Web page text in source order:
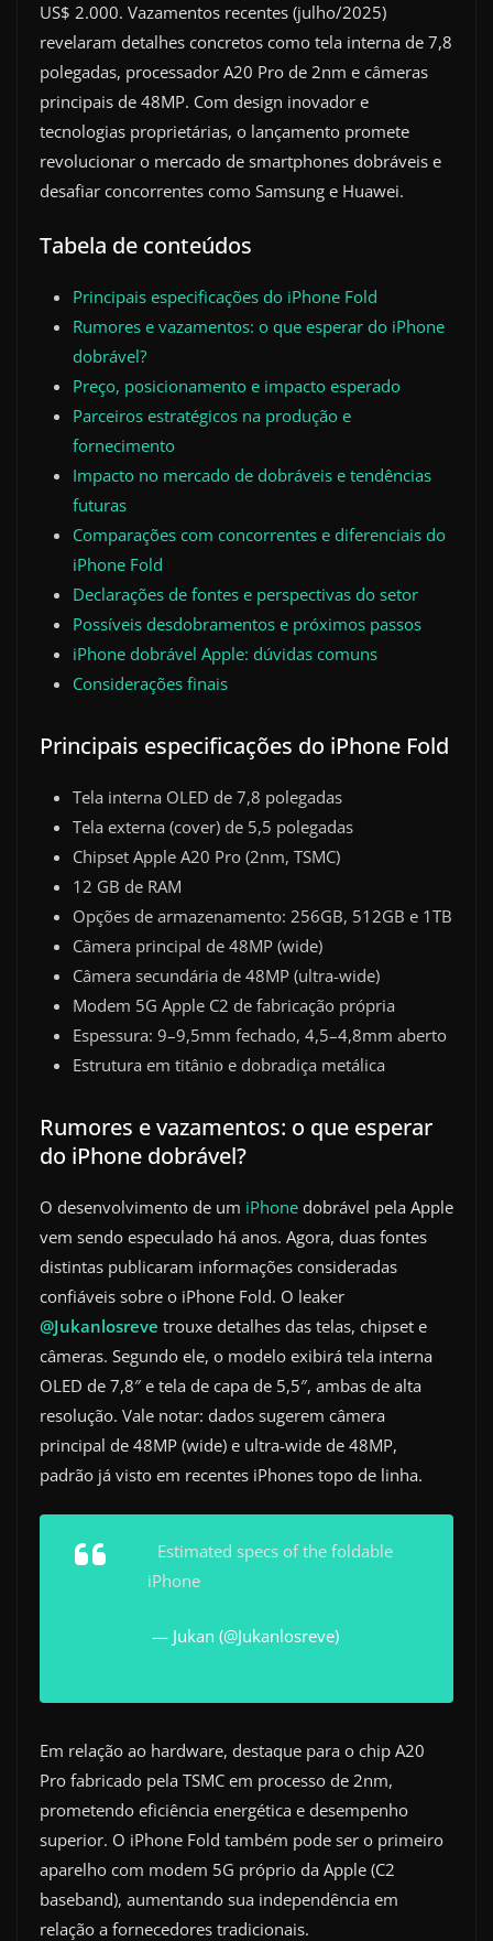
US$ 2.000. Vazamentos recentes (julho/2025)
revelaram detalhes concretos como tela interna de 7,8
polegadas, processador A20 Pro de 2nm e câmeras
principais de 48MP. Com design inovador e
tecnologias proprietárias, o lançamento promete
revolucionar o mercado de smartphones dobráveis e
desafiar concorrentes como Samsung e Huawei.
Tabela de conteúdos
Principais especificações do iPhone Fold
Rumores e vazamentos: o que esperar do iPhone
dobrável?
Preço, posicionamento e impacto esperado
Parceiros estratégicos na produção e
fornecimento
Impacto no mercado de dobráveis e tendências
futuras
Comparações com concorrentes e diferenciais do
iPhone Fold
Declarações de fontes e perspectivas do setor
Possíveis desdobramentos e próximos passos
iPhone dobrável Apple: dúvidas comuns
Considerações finais
Principais especificações do iPhone Fold
Tela interna OLED de 7,8 polegadas
Tela externa (cover) de 5,5 polegadas
Chipset Apple A20 Pro (2nm, TSMC)
12 GB de RAM
Opções de armazenamento: 256GB, 512GB e 1TB
Câmera principal de 48MP (wide)
Câmera secundária de 48MP (ultra-wide)
Modem 5G Apple C2 de fabricação própria
Espessura: 9–9,5mm fechado, 4,5–4,8mm aberto
Estrutura em titânio e dobradiça metálica
Rumores e vazamentos: o que esperar
do iPhone dobrável?
O desenvolvimento de um iPhone dobrável pela Apple
vem sendo especulado há anos. Agora, duas fontes
distintas publicaram informações consideradas
confiáveis sobre o iPhone Fold. O leaker
@Jukanlosreve trouxe detalhes das telas, chipset e
câmeras. Segundo ele, o modelo exibirá tela interna
OLED de 7,8″ e tela de capa de 5,5″, ambas de alta
resolução. Vale notar: dados sugerem câmera
principal de 48MP (wide) e ultra-wide de 48MP,
padrão já visto em recentes iPhones topo de linha.
Estimated specs of the foldable
iPhone
— Jukan (@Jukanlosreve)
Em relação ao hardware, destaque para o chip A20
Pro fabricado pela TSMC em processo de 2nm,
prometendo eficiência energética e desempenho
superior. O iPhone Fold também pode ser o primeiro
aparelho com modem 5G próprio da Apple (C2
baseband), aumentando sua independência em
relação a fornecedores tradicionais.